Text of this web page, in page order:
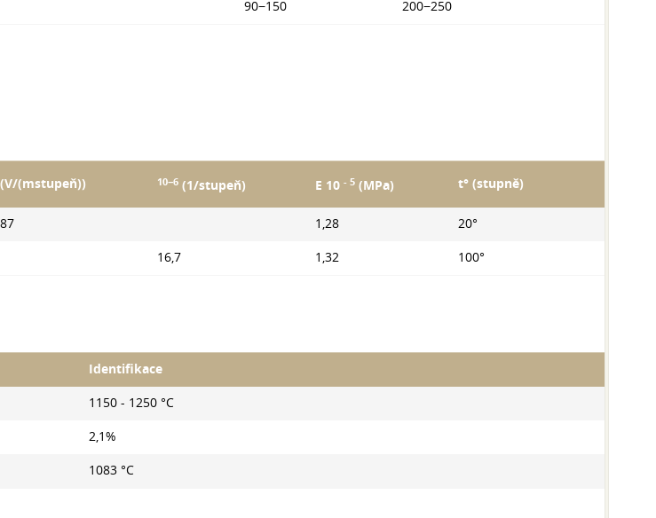
90−150 200−250
(mstupeň)) 10−6 (1/stupeň) E 10 - 5 (MPa) t° (stupně)
1,28 20°
16,7 1,32 100°
Identifikace
1150 - 1250 °C
2,1%
1083 °C